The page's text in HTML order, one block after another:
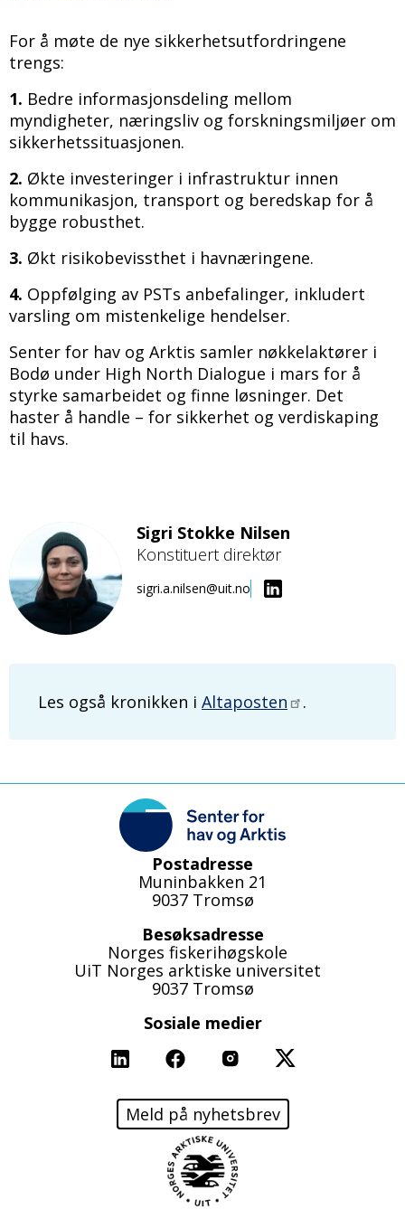
For å møte de nye sikkerhetsutfordringene
trengs:
1. Bedre informasjonsdeling mellom
myndigheter, næringsliv og forskningsmiljøer om
sikkerhetssituasjonen.
2. Økte investeringer i infrastruktur innen
kommunikasjon, transport og beredskap for å
bygge robusthet.
3. Økt risikobevissthet i havnæringene.
4. Oppfølging av PSTs anbefalinger, inkludert
varsling om mistenkelige hendelser.
Senter for hav og Arktis samler nøkkelaktører i
Bodø under High North Dialogue i mars for å
styrke samarbeidet og finne løsninger. Det
haster å handle – for sikkerhet og verdiskaping
til havs.
Bilde
Sigri Stokke Nilsen
Konstituert direktør
sigri.a.nilsen@uit.no
Les også kronikken i Altaposten .
Postadresse
Muninbakken 21
9037 Tromsø
Besøksadresse
Norges fiskerihøgskole
UiT Norges arktiske universitet
9037 Tromsø
Sosiale medier
LinkedinFacebookInstagram
X
Meld på nyhetsbrev